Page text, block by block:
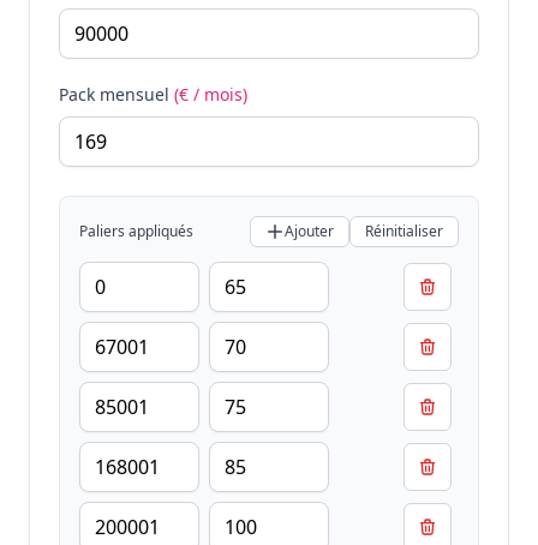
Pack mensuel (€ / mois)
Paliers appliqués Ajouter Réinitialiser